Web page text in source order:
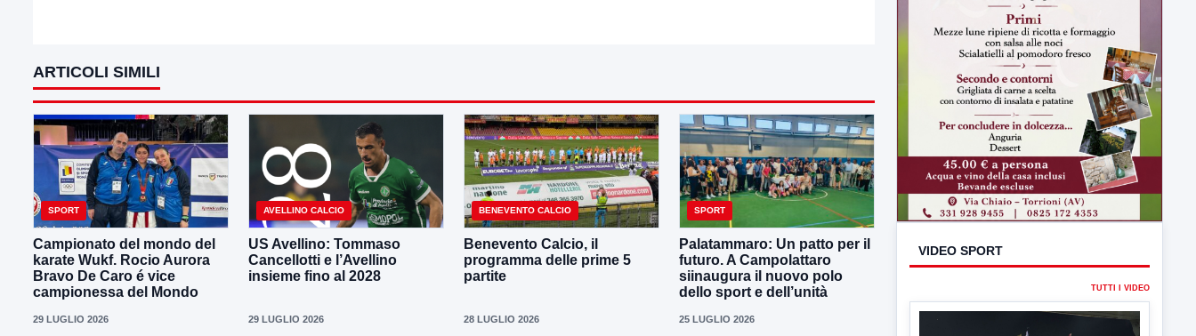
ARTICOLI SIMILI
SPORT
Campionato del mondo del
karate Wukf. Rocio Aurora
Bravo De Caro é vice
campionessa del Mondo
29 LUGLIO 2026
AVELLINO CALCIO
US Avellino: Tommaso
Cancellotti e l’Avellino
insieme fino al 2028
29 LUGLIO 2026
BENEVENTO CALCIO
Benevento Calcio, il
programma delle prime 5
partite
28 LUGLIO 2026
SPORT
Palatammaro: Un patto per il
futuro. A Campolattaro
siinaugura il nuovo polo
dello sport e dell’unità
25 LUGLIO 2026
VIDEO SPORT
TUTTI I VIDEO